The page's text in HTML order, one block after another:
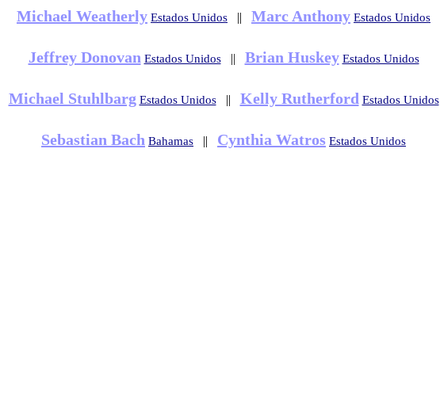
Michael Weatherly Estados Unidos || Marc Anthony Estados Unidos
Jeffrey Donovan Estados Unidos|| Brian Huskey Estados Unidos
Michael Stuhlbarg Estados Unidos|| Kelly Rutherford Estados Unidos
Sebastian Bach Bahamas || Cynthia Watros Estados Unidos